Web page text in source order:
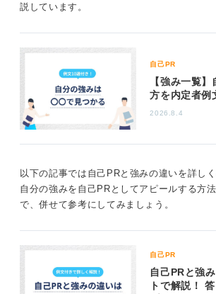
・うまくいかなかったとき、いつも最初
・周囲からよく頼まれる役割は何か。
・面倒でも「まあ自分がやるか」と思っ
とは何か。
平凡な経験も行動分解で立派な武器に
す。 平凡なエピソードは、行動分解で武
があります。
アルバイトを頑張りましたではなく「課
ります。
強みが無い人はおらず、言語化できてい
派手さより「自分らしい行動」を掘り出
説しています。
自己PR
【強み一覧
方を内定者例
2026.8.4
以下の記事では自己PRと強みの違いを詳し
自分の強みを自己PRとしてアピールする方
で、併せて参考にしてみましょう。
自己PR
自己PRと強
トで解説！